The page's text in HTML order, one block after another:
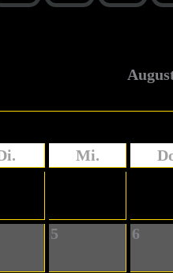
Mi.
5 6